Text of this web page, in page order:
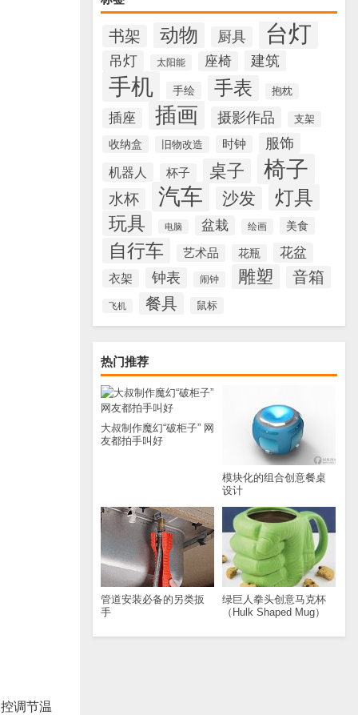
书架 动物 厨具 台灯
吊灯 太阳能 座椅 建筑
手机 手绘 手表 抱枕
插座 插画 摄影作品 支架
收纳盒 旧物改造 时钟 服饰
机器人 杯子 桌子 椅子
水杯 汽车 沙发 灯具
玩具 电脑 盆栽 绘画 美食
自行车 艺术品 花瓶 花盆
衣架 钟表 闹钟 雕塑 音箱
飞机 餐具 鼠标
热门推荐
大叔制作魔幻“破柜子” 网
友都拍手叫好
模块化的组合创意餐桌
设计
管道安装必备的另类扳
手
绿巨人拳头创意马克杯
（Hulk Shaped Mug）
调节温